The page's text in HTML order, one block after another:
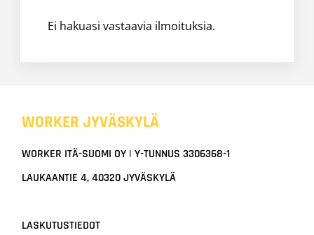
Ei hakuasi vastaavia ilmoituksia.
WORKER JYVÄSKYLÄ
WORKER ITÄ-SUOMI OY | Y-TUNNUS 3306368-1
LAUKAANTIE 4, 40320 JYVÄSKYLÄ
LASKUTUSTIEDOT